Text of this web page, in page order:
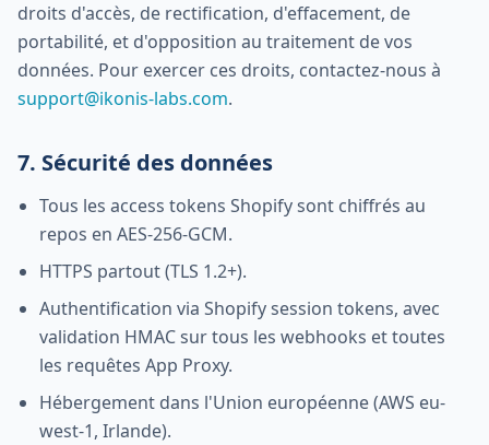
droits d'accès, de rectification, d'effacement, de
portabilité, et d'opposition au traitement de vos
données. Pour exercer ces droits, contactez-nous à
support@ikonis-labs.com.
7. Sécurité des données
Tous les access tokens Shopify sont chiffrés au
repos en AES-256-GCM.
HTTPS partout (TLS 1.2+).
Authentification via Shopify session tokens, avec
validation HMAC sur tous les webhooks et toutes
les requêtes App Proxy.
Hébergement dans l'Union européenne (AWS eu-
west-1, Irlande).